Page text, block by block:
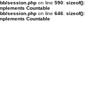
session.php on line 590: sizeof():
Countable
session.php on line 646: sizeof():
Countable